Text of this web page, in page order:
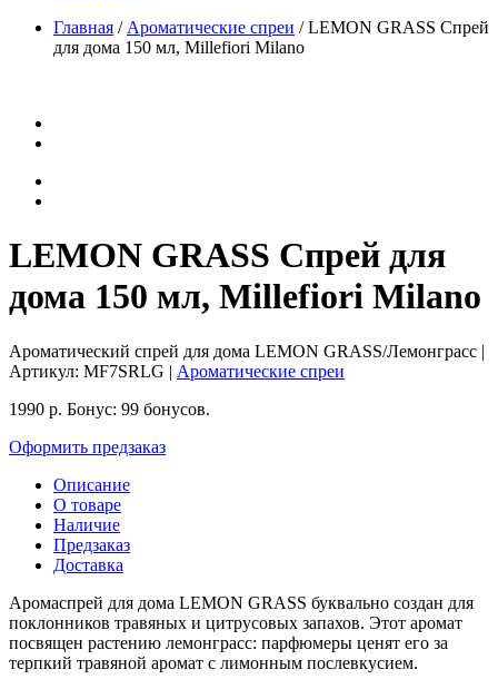
Главная / Ароматические спреи /LEMON GRASS Спрей
для дома 150 мл, Millefiori Milano
LEMON GRASS Спрей для
дома 150 мл, Millefiori Milano
Ароматический спрей для дома LEMON GRASS/Лемонграсс |
Артикул: MF7SRLG | Ароматические спреи
1990 р. Бонус: 99 бонусов.
Оформить предзаказ
Описание
О товаре
Наличие
Предзаказ
Доставка
Аромаспрей для дома LEMON GRASS буквально создан для
поклонников травяных и цитрусовых запахов. Этот аромат
посвящен растению лемонграсс: парфюмеры ценят его за
терпкий травяной аромат с лимонным послевкусием.